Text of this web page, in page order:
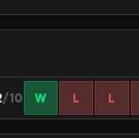
/10 W L L